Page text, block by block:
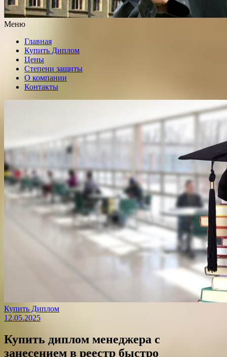
Меню
Главная
Купить Диплом
Цены
Степени защиты
О компании
Контакты
Купить Диплом
12.05.2025
Купить диплом менеджера с
занесением в реестр быстро